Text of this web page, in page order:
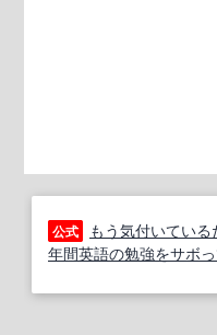
公式
もう気付いてい
年間英語の勉強をサボ